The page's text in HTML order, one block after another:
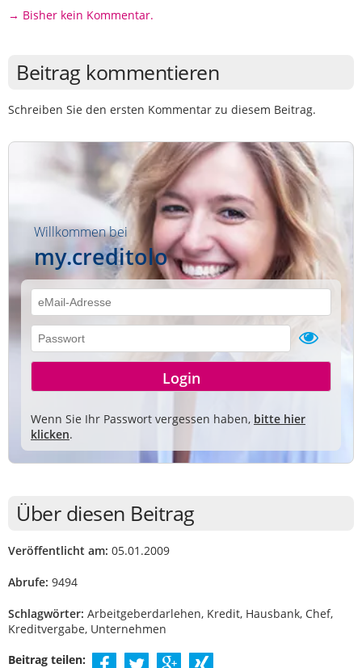
→ Bisher kein Kommentar.
Beitrag kommentieren
Schreiben Sie den ersten Kommentar zu diesem Beitrag.
Willkommen bei
my.creditolo
Wenn Sie Ihr Passwort vergessen haben, bitte hier
klicken.
Über diesen Beitrag
Veröffentlicht am: 05.01.2009
Abrufe: 9494
Schlagwörter: Arbeitgeberdarlehen, Kredit, Hausbank, Chef,
Kreditvergabe, Unternehmen
Beitrag teilen: